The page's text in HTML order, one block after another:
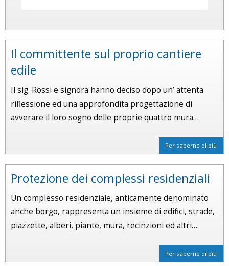
Il committente sul proprio cantiere
edile
Il sig. Rossi e signora hanno deciso dopo un’ attenta
riflessione ed una approfondita progettazione di
avverare il loro sogno delle proprie quattro mura…
Per saperne di più
Protezione dei complessi residenziali
Un complesso residenziale, anticamente denominato
anche borgo, rappresenta un insieme di edifici, strade,
piazzette, alberi, piante, mura, recinzioni ed altri…
Per saperne di più